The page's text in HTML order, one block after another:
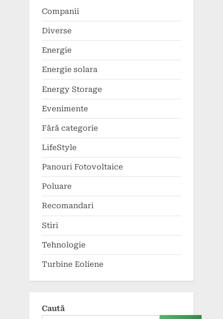
Companii
Diverse
Energie
Energie solara
Energy Storage
Evenimente
Fără categorie
LifeStyle
Panouri Fotovoltaice
Poluare
Recomandari
Stiri
Tehnologie
Turbine Eoliene
Caută